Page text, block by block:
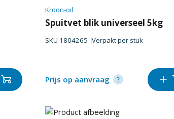
Kroon-oil
Spuitvet blik universeel 5kg
SKU 1804265 Verpakt per stuk
Prijs op aanvraag